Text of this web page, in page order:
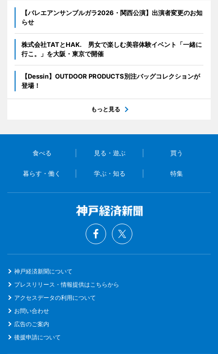
【バレエアンサンブルガラ2026・関西公演】出演者変更のお知
らせ
株式会社TATとHAK. 男女で楽しむ美容体験イベント「一緒に
行こ。」を大阪・東京で開催
【Dessin】OUTDOOR PRODUCTS別注バッグコレクションが
登場！
もっと見る
食べる 見る・遊ぶ 買う
暮らす・働く 学ぶ・知る 特集
神戸経済新聞について
プレスリリース・情報提供はこちらから
アクセスデータの利用について
お問い合わせ
広告のご案内
後援申請について